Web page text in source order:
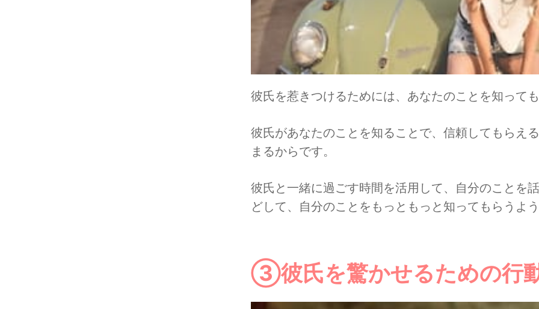
彼氏を惹きつけるためには、あなたのことを知って
彼氏があなたのことを知ることで、信頼してもらえ
まるからです。
彼氏と一緒に過ごす時間を活用して、自分のことを
どして、自分のことをもっともっと知ってもらうよ
③彼氏を驚かせるための行